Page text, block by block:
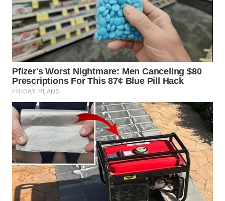
TANJUNG
LESUNG
WN
KARO
WN
SIMALUNGUN
WN
LABUHANBATU
WN
TAPANULI
TENGAH